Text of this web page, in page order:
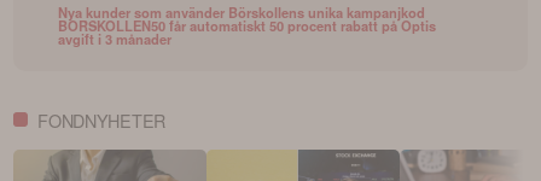
Nya kunder som använder Börskollens unika kampanjkod
BORSKOLLEN50 får automatiskt 50 procent rabatt på Optis
avgift i 3 månader
FONDNYHETER